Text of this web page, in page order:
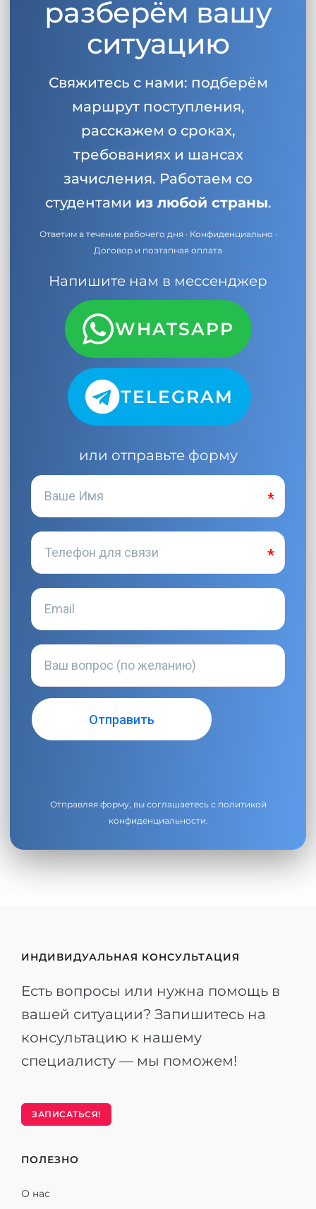
разберём вашу
ситуацию
Свяжитесь с нами: подберём
маршрут поступления,
расскажем о сроках,
требованиях и шансах
зачисления. Работаем со
студентами из любой страны.
Ответим в течение рабочего дня · Конфиденциально ·
Договор и поэтапная оплата
Напишите нам в мессенджер
WHATSAPP
TELEGRAM
или отправьте форму
Отправляя форму, вы соглашаетесь с политикой
конфиденциальности.
ИНДИВИДУАЛЬНАЯ КОНСУЛЬТАЦИЯ
Есть вопросы или нужна помощь в
вашей ситуации? Запишитесь на
консультацию к нашему
специалисту — мы поможем!
ЗАПИСАТЬСЯ!
ПОЛЕЗНО
О нас